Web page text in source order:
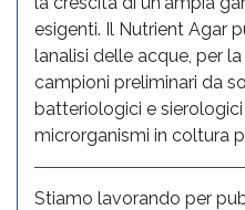
esigenti. Il Nutrient Agar
lanalisi delle acque, per
campioni preliminari da
batteriologici e sierologici
microrganismi in coltura
Stiamo lavorando per